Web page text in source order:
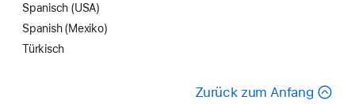
Spanisch (USA)
Spanish (Mexiko)
Türkisch
Zurück zum Anfang